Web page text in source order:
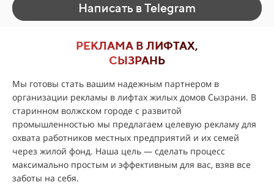
Написать в Telegram
РЕКЛАМА В ЛИФТАХ,
СЫЗРАНЬ
Мы готовы стать вашим надежным партнером в
организации рекламы в лифтах жилых домов Сызрани. В
старинном волжском городе с развитой
промышленностью мы предлагаем целевую рекламу для
охвата работников местных предприятий и их семей
через жилой фонд. Наша цель — сделать процесс
максимально простым и эффективным для вас, взяв все
заботы на себя.